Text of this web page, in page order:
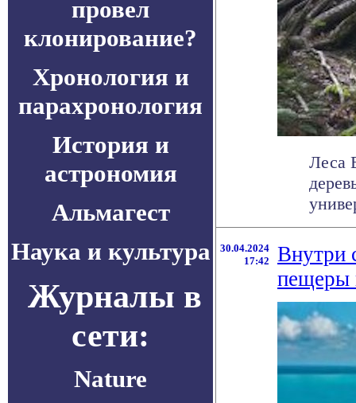
провел
клонирование?
Хронология и
парахронология
История и
астрономия
Альмагест
Наука и культура
Журналы в
сети:
Nature
Леса
30.04.2024
17:42
Внутри
пещеры